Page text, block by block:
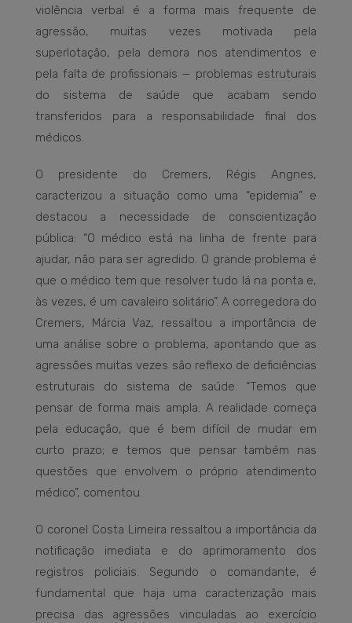
violência verbal é a forma mais frequente de
agressão, muitas vezes motivada pela
superlotação, pela demora nos atendimentos e
pela falta de profissionais — problemas estruturais
do sistema de saúde que acabam sendo
transferidos para a responsabilidade final dos
médicos.
O presidente do Cremers, Régis Angnes,
caracterizou a situação como uma “epidemia” e
destacou a necessidade de conscientização
pública: “O médico está na linha de frente para
ajudar, não para ser agredido. O grande problema é
que o médico tem que resolver tudo lá na ponta e,
às vezes, é um cavaleiro solitário”. A corregedora do
Cremers, Márcia Vaz, ressaltou a importância de
uma análise sobre o problema, apontando que as
agressões muitas vezes são reflexo de deficiências
estruturais do sistema de saúde. “Temos que
pensar de forma mais ampla. A realidade começa
pela educação, que é bem difícil de mudar em
curto prazo; e temos que pensar também nas
questões que envolvem o próprio atendimento
médico”, comentou.
O coronel Costa Limeira ressaltou a importância da
notificação imediata e do aprimoramento dos
registros policiais. Segundo o comandante, é
fundamental que haja uma caracterização mais
precisa das agressões vinculadas ao exercício